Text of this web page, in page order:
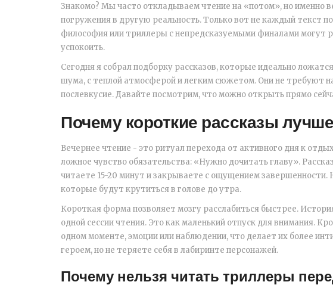
Знакомо? Мы часто откладываем чтение на «потом», но именно
погружения в другую реальность. Только вот не каждый текст
философия или триллеры с непредсказуемыми финалами могут
успокоить.
Сегодня я собрал подборку рассказов, которые идеально
шума, с теплой атмосферой и легким сюжетом. Они не требуют
послевкусие. Давайте посмотрим, что можно открыть прямо
Почему короткие рассказы
Вечернее чтение - это ритуал перехода от активного дня к
ложное чувство обязательства: «Нужно дочитать главу».
читаете 15-20 минут и закрываете с ощущением
которые будут крутиться в голове до утра.
Короткая форма позволяет мозгу расслабиться быстрее.
одной сессии чтения. Это как маленький отпуск для внимания.
одном моменте, эмоции или наблюдении, что делает их более
героем, но не теряете себя в лабиринте персонажей.
Почему нельзя читать триллеры